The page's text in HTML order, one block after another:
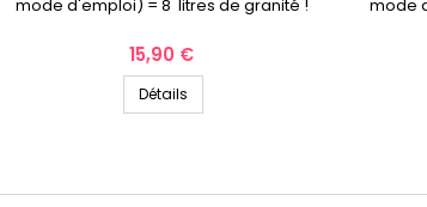
mode d'emploi) = 8 litres de granité !
Prix
15,90 €
Détails
mode